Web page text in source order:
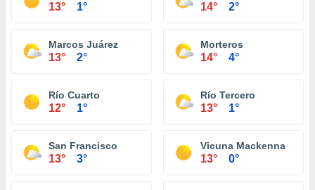
13° 1° 14° 2°
Marcos Juárez
13° 2°
Morteros
14° 4°
Río Cuarto
12° 1°
Río Tercero
13° 1°
San Francisco
13° 3°
Vicuna Mackenna
13° 0°